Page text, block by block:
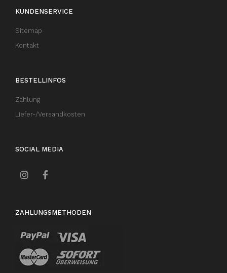
KUNDENSERVICE
Sitemap
Kontakt
BESTELLINFOS
Zahlung
Liefer-/Versandkosten
SOCIAL MEDIA
ZAHLUNGSMETHODEN